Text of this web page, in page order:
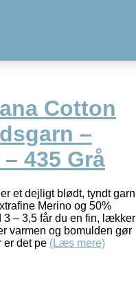
Cotton
–
435 Grå
et dejligt blødt, tyndt garn
Merino og 50%
3 – 3,5 får du en fin, lækker
varmen og bomulden gør
er det pe (Læs mere)